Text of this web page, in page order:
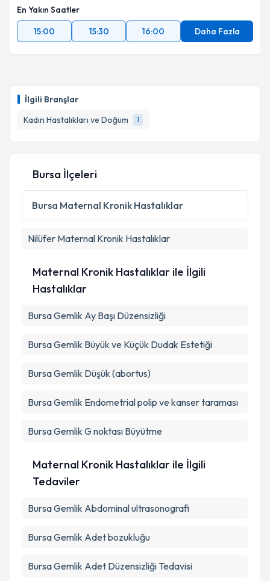
İlgili Branşlar
Kadın Hastalıkları ve Doğum
1
En Yakın Saatler
15:00
15:30 16:00 Daha Fazla
Bursa İlçeleri
Bursa Maternal Kronik Hastalıklar
Nilüfer Maternal Kronik Hastalıklar
Maternal Kronik Hastalıklar ile İlgili
Hastalıklar
Bursa Gemlik Ay Başı Düzensizliği
Bursa Gemlik Büyük ve Küçük Dudak Estetiği
Bursa Gemlik Düşük (abortus)
Bursa Gemlik Endometrial polip ve kanser taraması
Bursa Gemlik G noktası Büyütme
Maternal Kronik Hastalıklar ile İlgili
Tedaviler
Bursa Gemlik Abdominal ultrasonografi
Bursa Gemlik Adet bozukluğu
Bursa Gemlik Adet Düzensizliği Tedavisi